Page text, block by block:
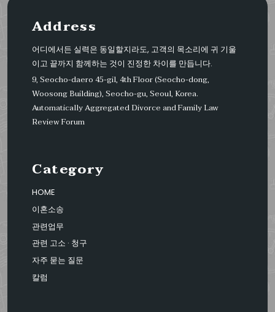
Address
어디에서든 실력은 동일할지라도, 고객의 목소리에 귀 기울
이고 끝까지 함께하는 것이 진정한 차이를 만듭니다.
9, Seocho-daero 45-gil, 4th Floor (Seocho-dong,
Woosong Building), Seocho-gu, Seoul, Korea.
Automatically Aggregated Divorce and Family Law
Review Forum
Category
HOME
이혼소송
관련업무
관련 고소 · 청구
자주 묻는 질문
칼럼